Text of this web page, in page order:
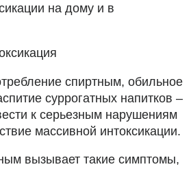
на дому и в
спиртным, обильное
суррогатных напитков –
к серьезным нарушениям
массивной интоксикации.
вызывает такие симптомы,